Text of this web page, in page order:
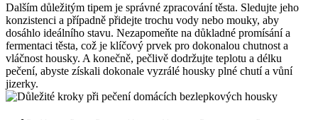
Dalším důležitým tipem je správné zpracování těsta. Sledujte jeho
konzistenci a případně přidejte trochu vody nebo mouky, aby
dosáhlo ideálního stavu. Nezapomeňte na důkladné promísání a
fermentaci těsta, což je klíčový prvek pro dokonalou chutnost a
vláčnost housky. A konečně, pečlivě dodržujte teplotu a délku
pečení, abyste získali dokonale vyzrálé housky plné chutí a vůní
jizerky.